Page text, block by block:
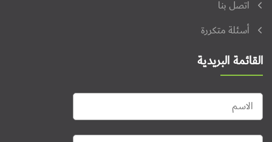
اتصل بنا
أسئلة متكررة
القائمة البريدية